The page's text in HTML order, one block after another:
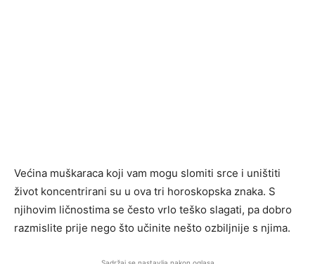
Većina muškaraca koji vam mogu slomiti srce i uništiti
život koncentrirani su u ova tri horoskopska znaka. S
njihovim ličnostima se često vrlo teško slagati, pa dobro
razmislite prije nego što učinite nešto ozbiljnije s njima.